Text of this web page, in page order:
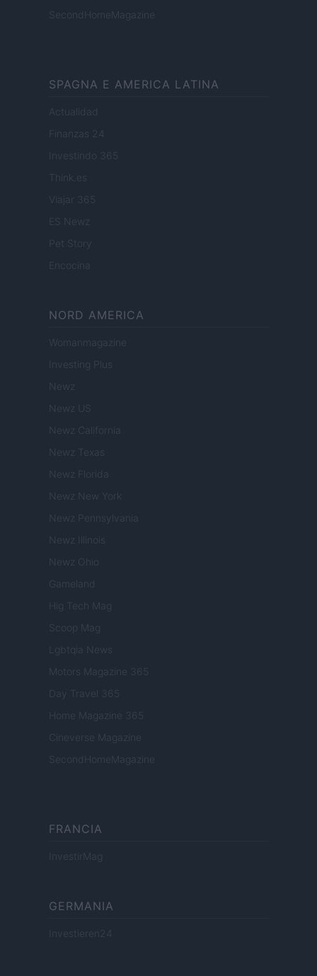
SecondHomeMagazine
SPAGNA E AMERICA LATINA
Actualidad
Finanzas 24
Investindo 365
Viajar 365
ES Newz
Pet Story
Encocina
NORD AMERICA
Womanmagazine
Investing Plus
Newz
Newz US
Newz California
Newz Texas
Newz Florida
Newz New York
Newz Pennsylvania
Newz Illinois
Newz Ohio
Gameland
Hig Tech Mag
Scoop Mag
Lgbtqia News
Motors Magazine 365
Day Travel 365
Home Magazine 365
Cineverse Magazine
SecondHomeMagazine
FRANCIA
InvestirMag
GERMANIA
Investieren24